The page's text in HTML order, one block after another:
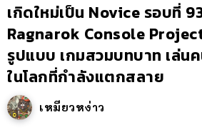
เกิดใหม่เป็น Novice รอบที่
Ragnarok Console
รูปแบบ เกมสวมบทบาท เล่
ในโลกที่กำลังแตกสลาย
เหมียวหง่าว